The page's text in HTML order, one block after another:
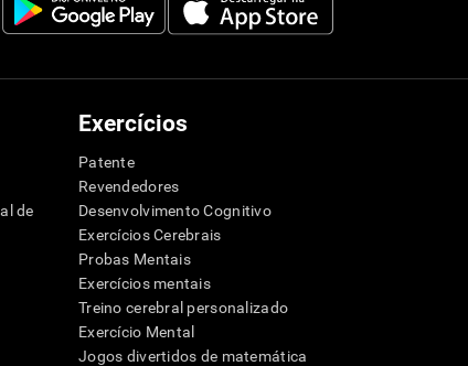
de
Exercícios
Patente
Revendedores
Desenvolvimento Cognitivo
Exercícios Cerebrais
Probas Mentais
Exercícios mentais
Treino cerebral personalizado
Exercício Mental
Jogos divertidos de matemática